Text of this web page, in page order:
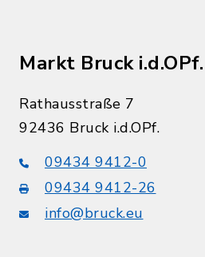
Markt Bruck i.d.OPf.
Rathausstraße 7
92436 Bruck i.d.OPf.
09434 9412-0
09434 9412-26
info@bruck.eu